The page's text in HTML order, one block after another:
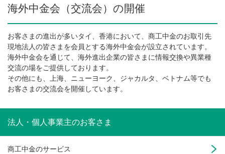
海外中金会（交流会）の開催
お客さまの進出が多いタイ、香港において、商工中金のお取引先
現地法人の皆さまを会員とする海外中金会が設立されています。
海外中金会を通じて、海外進出企業の皆さまに情報交換や異業種
交流の場をご提供しております。
その他にも、上海、ニューヨーク、ジャカルタ、ベトナム等でも
お客さまの交流会を開催しています。
法人・個人事業主のお客さま
商工中金のサービス